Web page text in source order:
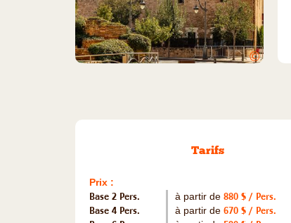
©
Tarifs
Prix :
Base 2 Pers.
à partir de 880 $ / Pers.
Base 4 Pers.
à partir de 670 $ / Pers.